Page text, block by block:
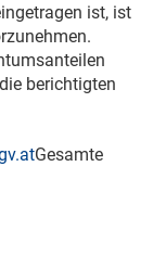
ist, ist
berichtigten
Gesamte